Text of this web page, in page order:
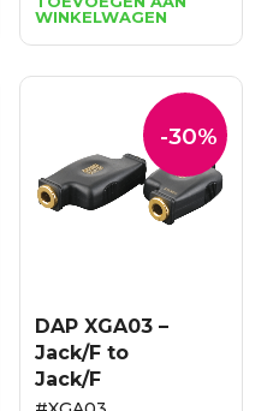
was:
€11.31.
is:
€7.92.
WINKELWAGEN
-30%
DAP XGA03 –
Jack/F to
Jack/F